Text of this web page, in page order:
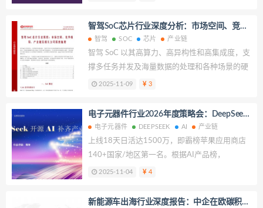
满足人们的出行需求。目前，全球 Robotaxi 业务
内北上广深已开启 Robotaxi 服务，迪拜、利雅
1301.5万辆和1294.3万辆，同比分别增长
33.1%和32.7% 。供给端，电池及主机厂新品不
断推出，需求端反馈积极，政策也不断发力。价
格层面，产业链历经价格大幅下行，资本开支不
企稳回升，部分环节如碳酸锂、六氟磷酸锂、电
智驾SoC芯片行业深度分析：市场空间、竞争
格局、产业链及相关公司深度梳理
智驾 SOC 芯片 产业链
智驾 SoC 以其高算力、高异构性和高集成度，支
撑多任务并发及海量数据的处理和各种场景的硬
件加速需求，在智能驾驶硬件系统中扮演了“智驾
件，智驾 SoC芯片或将大幅受益于自动驾驶汽车
销量增长。技术周期与市场需求共振，2025 年
或是中高阶智驾 SoC放量元年。
2025-11-09 3
电子元器件行业2026年度策略会：DeepSeek
开源AI补齐产业链短板
电子元器件 DEEPSEEK AI 产业链
上线18天日活达1500万，即霸榜苹果应用商店
140+国家/地区第一名。根据AI产品榜，
Deepseek上线仅18天其日活即达到1500万，是
4.32亿次，仅次于ChatGPT、New Bing和
2025-11-04 4
新能源车出海行业深度报告：中企在欧碳积分